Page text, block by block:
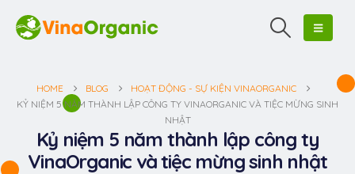
HOME BLOG
HOẠT ĐỘNG - SỰ KIỆN VINAORGANIC
KỶ NIỆM 5 NĂM THÀNH LẬP CÔNG TY VINAORGANIC VÀ TIỆC MỪNG SINH
NHẬT
Kỷ niệm 5 năm thành lập công ty
VinaOrganic và tiệc mừng sinh nhật